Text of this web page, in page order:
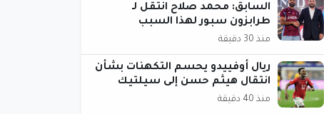
السابق: محمد صلاح انتقل لـ
طرابزون سبور لهذا السبب
منذ 30 دقيقة
ريال أوفييدو يحسم التكهنات بشأن
انتقال هيثم حسن إلى سيلتيك
منذ 40 دقيقة